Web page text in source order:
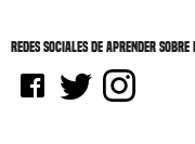
Redes sociales de Aprender